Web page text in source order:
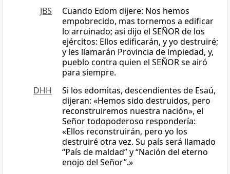
JBS
Cuando Edom dijere: Nos hemos
empobrecido, mas tornemos a edificar
lo arruinado; así dijo el SEÑOR de los
ejércitos: Ellos edificarán, y yo destruiré;
y les llamarán Provincia de impiedad, y,
pueblo contra quien el SEÑOR se airó
para siempre.
DHH
Si los edomitas, descendientes de Esaú,
dijeran: «Hemos sido destruidos, pero
reconstruiremos nuestra nación», el
Señor todopoderoso respondería:
«Ellos reconstruirán, pero yo los
destruiré otra vez. Su país será llamado
“País de maldad” y “Nación del eterno
enojo del Señor”.»